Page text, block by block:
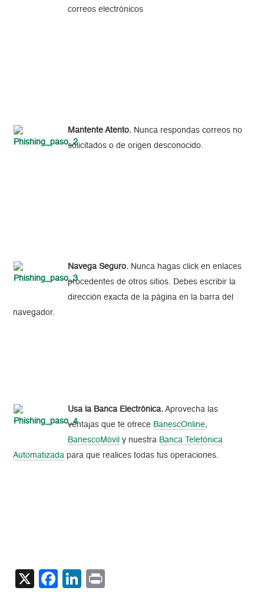
correos electrónicos
Mantente Atento. Nunca respondas correos no
solicitados o de origen desconocido.
Navega Seguro. Nunca hagas click en enlaces
procedentes de otros sitios. Debes escribir la
dirección exacta de la página en la barra del
navegador.
Usa la Banca Electrónica. Aprovecha las
ventajas que te ofrece BanescOnline,
BanescoMóvil y nuestra Banca Telefónica
Automatizada para que realices todas tus operaciones.
X Facebook
LinkedIn